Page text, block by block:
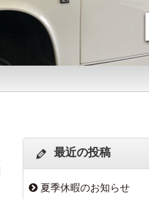
最近の投稿
夏季休暇のお知らせ